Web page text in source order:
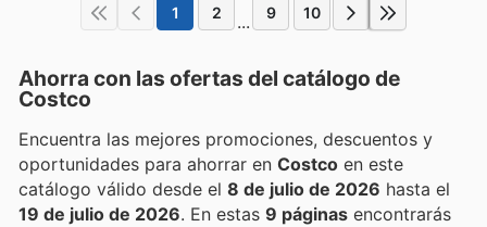
1 2 ... 9 10
Ahorra con las ofertas del catálogo de
Costco
Encuentra las mejores promociones, descuentos y
oportunidades para ahorrar en Costco en este
catálogo válido desde el 8 de julio de 2026 hasta el
19 de julio de 2026 . En estas 9 páginas encontrarás